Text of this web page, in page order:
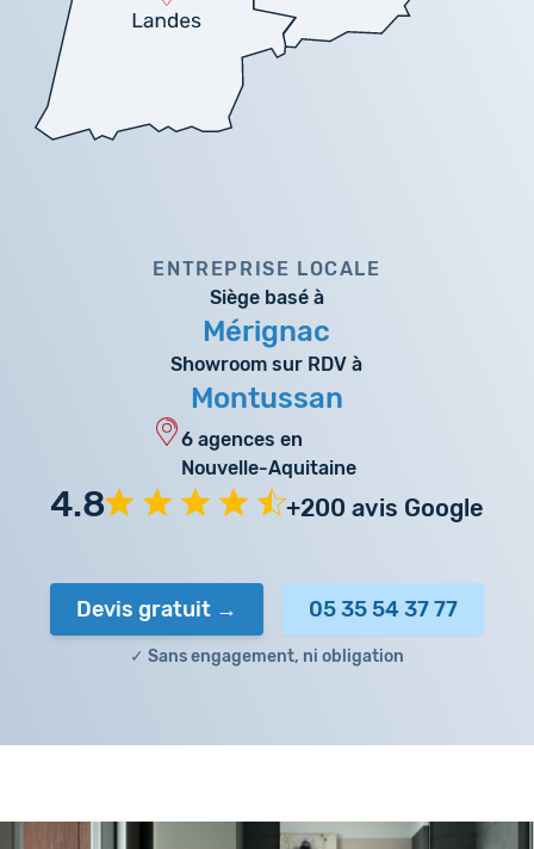
ENTREPRISE LOCALE
Siège basé à
Mérignac
Showroom sur RDV à
Montussan
6 agences en
Nouvelle-Aquitaine
4.8 +200 avis Google
Devis gratuit 05 35 54 37 77
✓ Sans engagement, ni obligation